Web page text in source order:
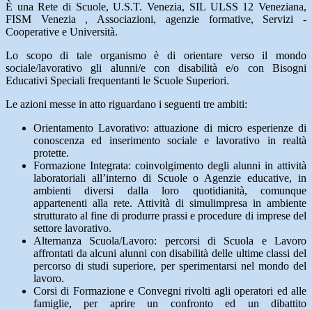
È una Rete di Scuole, U.S.T. Venezia, SIL ULSS 12 Veneziana,
FISM Venezia , Associazioni, agenzie formative, Servizi -
Cooperative e Università.
Lo scopo di tale organismo è di orientare verso il mondo
sociale/lavorativo gli alunni/e con disabilità e/o con Bisogni
Educativi Speciali frequentanti le Scuole Superiori.
Le azioni messe in atto riguardano i seguenti tre ambiti:
Orientamento Lavorativo: attuazione di micro esperienze di
conoscenza ed inserimento sociale e lavorativo in realtà
protette.
Formazione Integrata: coinvolgimento degli alunni in attività
laboratoriali all’interno di Scuole o Agenzie educative, in
ambienti diversi dalla loro quotidianità, comunque
appartenenti alla rete. Attività di simulimpresa in ambiente
strutturato al fine di produrre prassi e procedure di imprese del
settore lavorativo.
Alternanza Scuola/Lavoro: percorsi di Scuola e Lavoro
affrontati da alcuni alunni con disabilità delle ultime classi del
percorso di studi superiore, per sperimentarsi nel mondo del
lavoro.
Corsi di Formazione e Convegni rivolti agli operatori ed alle
famiglie, per aprire un confronto ed un dibattito